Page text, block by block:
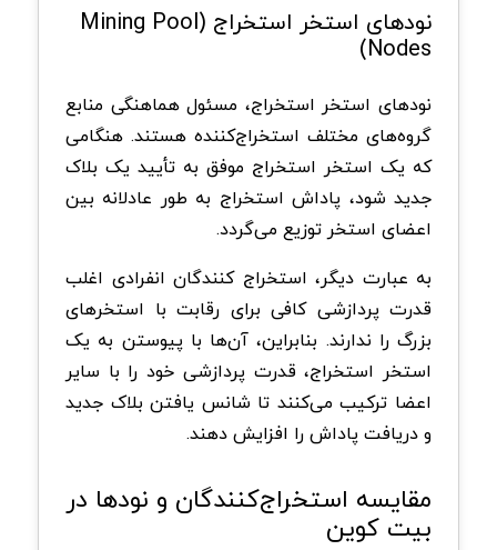
نود‌های استخر استخراج (Mining Pool
Nodes)
نود‌های استخر استخراج، مسئول هماهنگی منابع
گروه‌های مختلف استخراج‌کننده هستند. هنگامی
که یک استخر استخراج موفق به تأیید یک بلاک
جدید شود، پاداش استخراج به طور عادلانه بین
اعضای استخر توزیع می‌گردد.
به عبارت دیگر، استخراج کنندگان انفرادی اغلب
قدرت پردازشی کافی برای رقابت با استخرهای
بزرگ را ندارند. بنابراین، آن‌ها با پیوستن به یک
استخر استخراج، قدرت پردازشی خود را با سایر
اعضا ترکیب می‌کنند تا شانس یافتن بلاک جدید
و دریافت پاداش را افزایش دهند.
مقایسه استخراج‌کنندگان و نود‌ها در
بیت‌ کوین